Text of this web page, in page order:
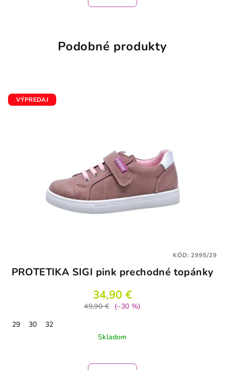
Podobné produkty
VÝPREDAJ
PROTETIKA SIGI pink prechodné topánky
34,90 €
49,90 €
(–30 %)
29
30
32
Skladom
KÓD:2995/29